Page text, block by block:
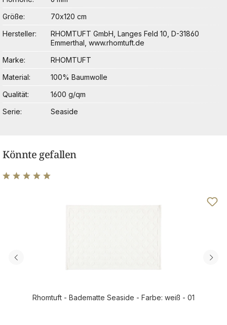
Größe
70x120 cm
Hersteller
RHOMTUFT GmbH, Langes Feld 10, D-31860
Emmerthal, www.rhomtuft.de
Marke
RHOMTUFT
Material
100% Baumwolle
Qualität
1600 g/qm
Serie
Seaside
Könnte gefallen
Rhomtuft - Badematte Seaside - Farbe: weiß - 01